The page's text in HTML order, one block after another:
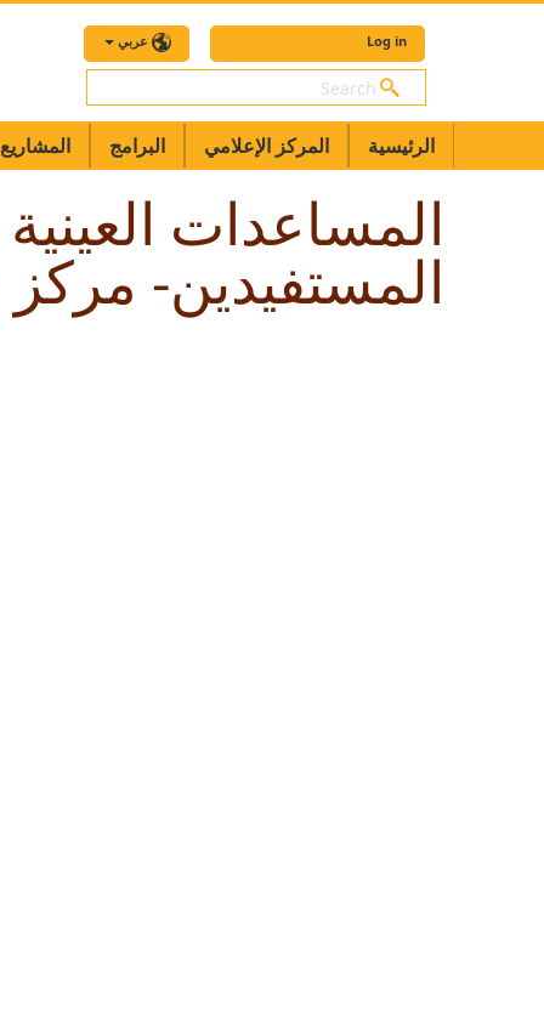
عربي Log in
بحث
الرئيسية المركز الإعلامي البرامج المشاريع
المساعدات
المستفيدين-